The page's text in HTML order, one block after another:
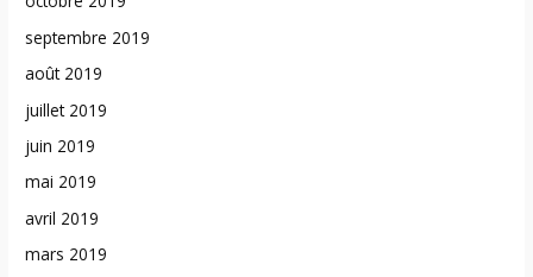
septembre 2019
août 2019
juillet 2019
juin 2019
mai 2019
avril 2019
mars 2019